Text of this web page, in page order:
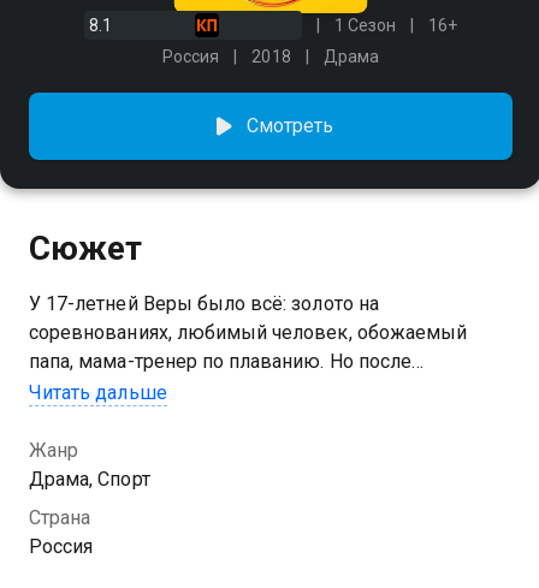
8.1 1 Сезон
16+
Россия
2018 Драма
Смотреть
Сюжет
У 17-летней Веры было всё: золото на
соревнованиях, любимый человек, обожаемый
папа, мама-тренер по плаванию. Но после
предательства мамы в один момент от Веры
неожиданно покидает большой спорт и остаётся
одна с ребёнком на руках. Спустя 15 лет, она
успешный тренер, среди подопечных которой  её
сын Кирилл. Только прошлое не отпускает Веру и
Читать дальше
Жанр
Драма, Спорт
Страна
Россия